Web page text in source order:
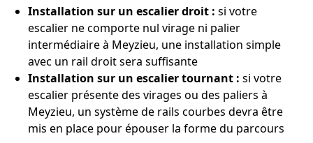
Installation sur un escalier droit : si votre
escalier ne comporte nul virage ni palier
intermédiaire à Meyzieu, une installation simple
avec un rail droit sera suffisante
Installation sur un escalier tournant : si votre
escalier présente des virages ou des paliers à
Meyzieu, un système de rails courbes devra être
mis en place pour épouser la forme du parcours